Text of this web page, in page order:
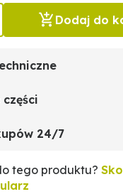
Dodaj do
24/7
tego produktu?